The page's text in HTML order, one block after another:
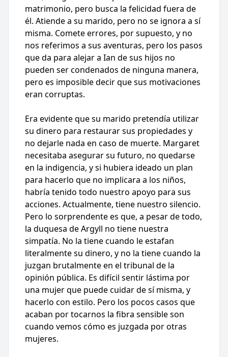
matrimonio, pero busca la felicidad fuera de
él. Atiende a su marido, pero no se ignora a sí
misma. Comete errores, por supuesto, y no
nos referimos a sus aventuras, pero los pasos
que da para alejar a Ian de sus hijos no
pueden ser condenados de ninguna manera,
pero es imposible decir que sus motivaciones
eran corruptas.
Era evidente que su marido pretendía utilizar
su dinero para restaurar sus propiedades y
no dejarle nada en caso de muerte. Margaret
necesitaba asegurar su futuro, no quedarse
en la indigencia, y si hubiera ideado un plan
para hacerlo que no implicara a los niños,
habría tenido todo nuestro apoyo para sus
acciones. Actualmente, tiene nuestro silencio.
Pero lo sorprendente es que, a pesar de todo,
la duquesa de Argyll no tiene nuestra
simpatía. No la tiene cuando le estafan
literalmente su dinero, y no la tiene cuando la
juzgan brutalmente en el tribunal de la
opinión pública. Es difícil sentir lástima por
una mujer que puede cuidar de sí misma, y
hacerlo con estilo. Pero los pocos casos que
acaban por tocarnos la fibra sensible son
cuando vemos cómo es juzgada por otras
mujeres.